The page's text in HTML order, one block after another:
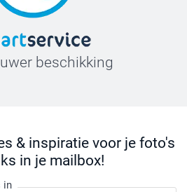
beschikking
& inspiratie voor je foto's
in je mailbox!
in